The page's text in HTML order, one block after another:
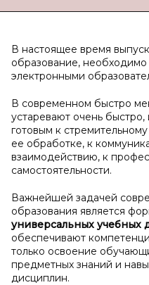
В настоящее время
образование,
электронными
В современном быстро
устаревают очень
готовым к
ее обработке, к
взаимодействию, к
самостоятельности.
Важнейшей задачей
образования является
универсальных учебных
обеспечивают
только освоение
предметных знаний и
дисциплин.